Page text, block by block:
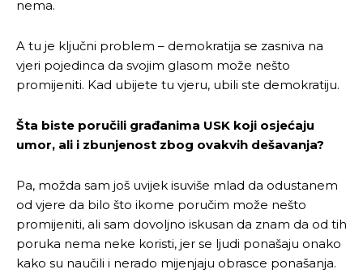
Pusti priču da živi!
Ovim putem želimo da vam se zahvalimo što ste
odlučili da pustite Vašu priču da živi, Redakcija
Objavi.ba
Pusti priču da živi!
Ovim putem želimo da vam se zahvalimo što ste
odlučili da pustite Vašu priču da živi, Redakcija
Objavi.ba
nema.
A tu je ključni problem – demokratija se zasniva na
vjeri pojedinca da svojim glasom može nešto
promijeniti. Kad ubijete tu vjeru, ubili ste demokratiju.
Šta biste poručili građanima USK koji osjećaju
umor, ali i zbunjenost zbog ovakvih dešavanja?
Pa, možda sam još uvijek isuviše mlad da odustanem
od vjere da bilo što ikome poručim može nešto
promijeniti, ali sam dovoljno iskusan da znam da od tih
poruka nema neke koristi, jer se ljudi ponašaju onako
kako su naučili i nerado mijenjaju obrasce ponašanja.